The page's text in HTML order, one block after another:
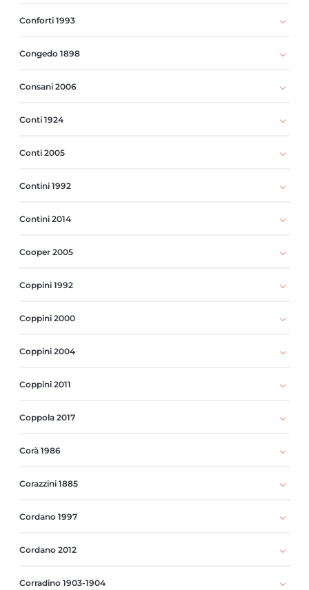
Conforti 1993
Congedo 1898
Consani 2006
Conti 1924
Conti 2005
Contini 1992
Contini 2014
Cooper 2005
Coppini 1992
Coppini 2000
Coppini 2004
Coppini 2011
Coppola 2017
Corà 1986
Corazzini 1885
Cordano 1997
Cordano 2012
Corradino 1903-1904